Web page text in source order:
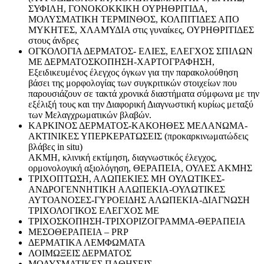
ΣΥΦΙΛΗ, ΓΟΝΟΚΟΚΚΙΚΗ ΟΥΡΗΘΡΙΤΙΔΑ,
ΜΟΛΥΣΜΑΤΙΚΗ ΤΕΡΜΙΝΘΟΣ, ΚΟΛΠΙΤΙΔΕΣ ΑΠΟ
ΜΥΚΗΤΕΣ, ΧΛΑΜΥΔΙΑ στις γυναίκες, ΟΥΡΗΘΡΙΤΙΔΕΣ
στους άνδρες
ΟΓΚΟΛΟΓΙΑ ΔΕΡΜΑΤΟΣ- ΕΛΙΕΣ, ΕΛΕΓΧΟΣ ΣΠΙΛΩΝ
ΜΕ ΔΕΡΜΑΤΟΣΚΟΠΗΣΗ-ΧΑΡΤΟΓΡΑΦΗΣΗ,
Εξειδικευμένος έλεγχος όγκων για την παρακολούθηση
βάσει της μορφολογίας των συγκριτικών στοιχείων που
παρουσιάζουν σε τακτά χρονικά διαστήματα σύμφωνα με την
εξέλιξή τους και την Διαφορική Διαγνωστική κυρίως μεταξύ
των Μελαγχρωματικών βλαβών.
ΚΑΡΚΙΝΟΣ ΔΕΡΜΑΤΟΣ-ΚΑΚΟΗΘΕΣ ΜΕΛΑΝΩΜΑ-
ΑΚΤΙΝΙΚΕΣ ΥΠΕΡΚΕΡΑΤΩΣΕΙΣ (προκαρκινωματώδεις
βλάβες in situ)
ΑΚΜΗ, κλινική εκτίμηση, διαγνωστικός έλεγχος,
ορμονολογική αξιολόγηση, ΘΕΡΑΠΕΙΑ, ΟΥΛΕΣ ΑΚΜΗΣ
ΤΡΙΧΟΠΤΩΣΗ, ΑΛΩΠΕΚΙΕΣ ΜΗ ΟΥΛΩΤΙΚΕΣ-
ΑΝΔΡΟΓΕΝΝΗΤΙΚΗ ΑΛΩΠΕΚΙΑ-ΟΥΛΩΤΙΚΕΣ
ΑΥΤΟΑΝΟΣΕΣ-ΓΥΡΟΕΙΔΗΣ ΑΛΩΠΕΚΙΑ-ΔΙΑΓΝΩΣΗ
ΤΡΙΧΟΛΟΓΙΚΟΣ ΕΛΕΓΧΟΣ ΜΕ
ΤΡΙΧΟΣΚΟΠΗΣΗ-ΤΡΙΧΟΡΙΖΟΓΡΑΜΜΑ-ΘΕΡΑΠΕΙΑ
ΜΕΣΟΘΕΡΑΠΕΙΑ – PRP
ΔΕΡΜΑΤΙΚΑ ΛΕΜΦΩΜΑΤΑ
ΛΟΙΜΩΞΕΙΣ ΔΕΡΜΑΤΟΣ